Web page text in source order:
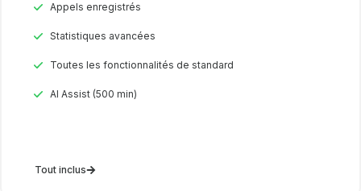
Appels enregistrés
Statistiques avancées
Toutes les fonctionnalités de standard
AI Assist (500 min)
Tout inclus